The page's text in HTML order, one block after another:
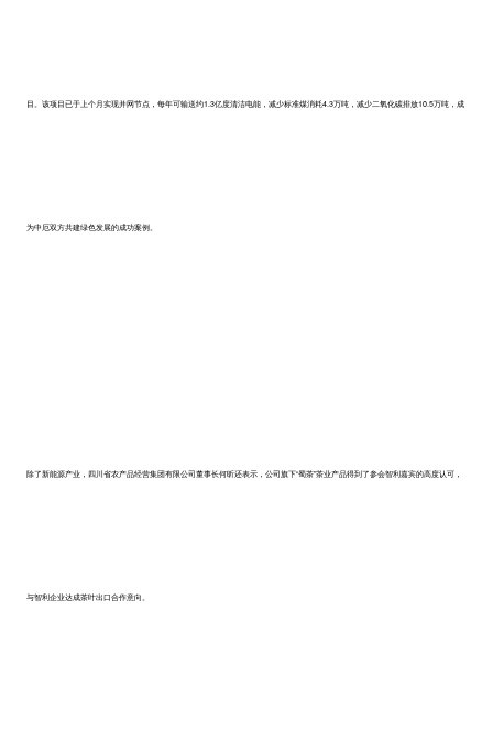
目。该项目已于上个月实现并网节点，每年可输送约1.3亿度清洁电能，减少标准煤消耗4.3万吨，减少二氧化碳排放10.5万吨，成
为中厄双方共建绿色发展的成功案例。
除了新能源产业，四川省农产品经营集团有限公司董事长何昕还表示，公司旗下“蜀茶”茶业产品得到了参会智利嘉宾的高度认可，
与智利企业达成茶叶出口合作意向。